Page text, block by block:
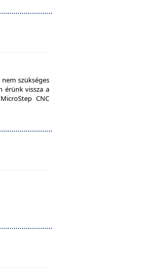
szükséges
érünk vissza a
CNC